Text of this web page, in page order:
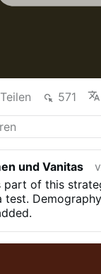
Teilen 571
und Vanitas
part of this
test.